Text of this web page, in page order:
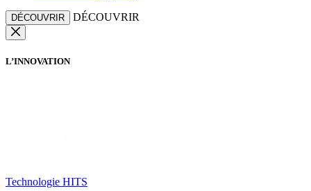
DÉCOUVRIR DÉCOUVRIR
L’INNOVATION
Technologie HITS